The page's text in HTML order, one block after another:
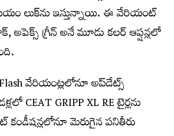
లుక్‌ను ఇస్తున్నాయి. ఈ వేరియంట్
అపెక్స్ గ్రీన్ అనే మూడు కలర్ ఆప్షన్లలో
వేరియంట్లలోనూ అప్‌డేట్స్
CEAT GRIPP XL RE టైర్లను
కండీషన్లలోనూ మెరుగైన పనితీరు